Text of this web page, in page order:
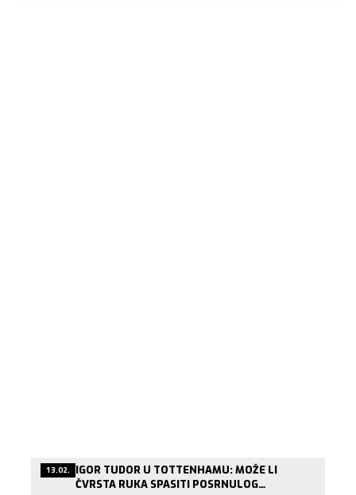
13.02. IGOR TUDOR U TOTTENHAMU: MOŽE LI
ČVRSTA RUKA SPASITI POSRNULOG